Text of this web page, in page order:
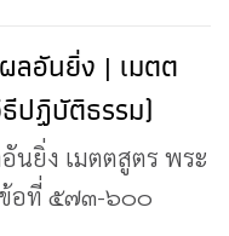
อันยิ่ง | เมตต
ปฏิบัติธรรม)
ยิ่ง เมตตสูตร พระ
อที่ ๕๗๓-๖๐๐